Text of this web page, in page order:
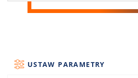
USTAW PARAMETRY